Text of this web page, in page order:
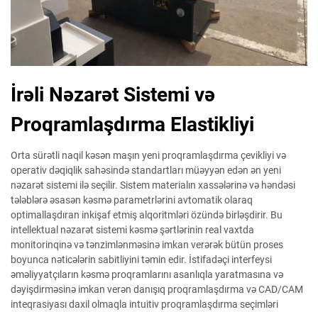
İrəli Nəzarət Sistemi və
Proqramlaşdırma Elastikliyi
Orta sürətli naqil kəsən maşın yeni proqramlaşdırma çevikliyi və
operativ dəqiqlik sahəsində standartları müəyyən edən ən yeni
nəzarət sistemi ilə seçilir. Sistem materialın xassələrinə və həndəsi
tələblərə əsasən kəsmə parametrlərini avtomatik olaraq
optimallaşdıran inkişaf etmiş alqoritmləri özündə birləşdirir. Bu
intellektual nəzarət sistemi kəsmə şərtlərinin real vaxtda
monitorinqinə və tənzimlənməsinə imkan verərək bütün proses
boyunca nəticələrin sabitliyini təmin edir. İstifadəçi interfeysi
əməliyyatçıların kəsmə proqramlarını asanlıqla yaratmasına və
dəyişdirməsinə imkan verən danışıq proqramlaşdırma və CAD/CAM
inteqrasiyası daxil olmaqla intuitiv proqramlaşdırma seçimləri